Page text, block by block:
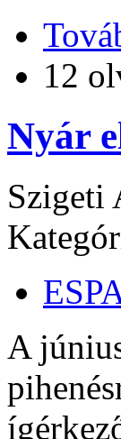
12
Nyár
Szigeti
A